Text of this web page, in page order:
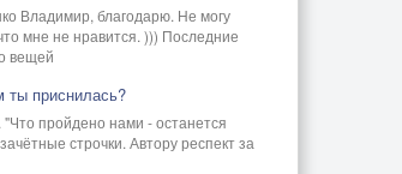
Владимир, благодарю. Не могу
мне не нравится. ))) Последние
вещей
ты приснилась?
пройдено нами - останется
строчки. Автору респект за